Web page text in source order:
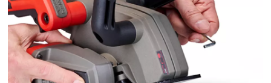
that
are
not
disclosed
the